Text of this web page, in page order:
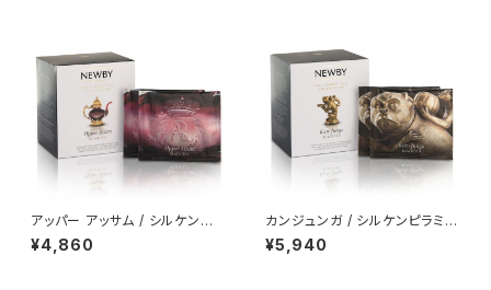
アッパー アッサム / シルケンピラ
ミッドティーバッグ15個入り
¥4,860
カンジュンガ / シルケンピラミッ
ドティーバッグ15個入り
¥5,940